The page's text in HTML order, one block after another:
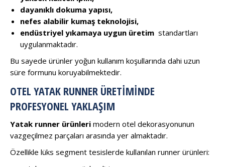
dayanıklı dokuma yapısı,
nefes alabilir kumaş teknolojisi,
endüstriyel yıkamaya uygun üretim standartları
uygulanmaktadır.
Bu sayede ürünler yoğun kullanım koşullarında dahi uzun
süre formunu koruyabilmektedir.
OTEL YATAK RUNNER ÜRETIMINDE
PROFESYONEL YAKLAŞIM
Yatak runner ürünleri modern otel dekorasyonunun
vazgeçilmez parçaları arasında yer almaktadır.
Özellikle lüks segment tesislerde kullanılan runner ürünleri: